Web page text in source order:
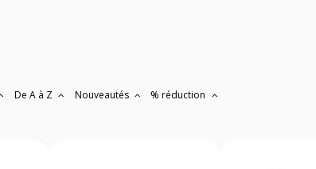
De A à Z Nouveautés % réduction